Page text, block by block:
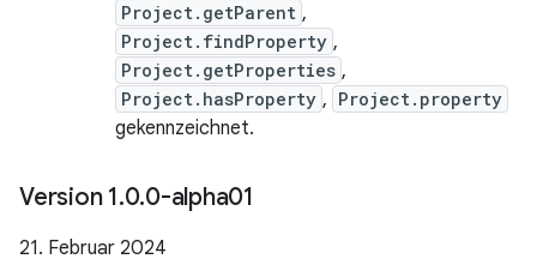
Project.getParent ,
Project.findProperty ,
Project.getProperties ,
Project.hasProperty , Project.property
gekennzeichnet.
Version 1.0.0-alpha01
21. Februar 2024